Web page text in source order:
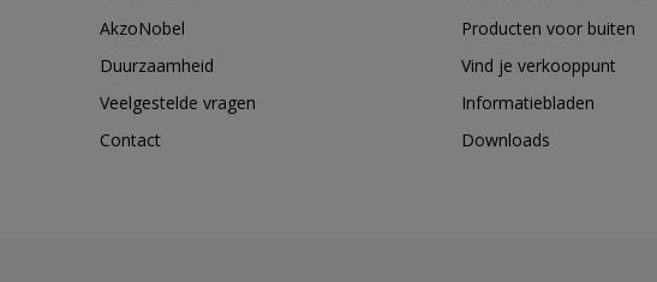
AkzoNobel
Duurzaamheid
Veelgestelde vragen
Contact
Producten voor buiten
Vind je verkooppunt
Informatiebladen
Downloads